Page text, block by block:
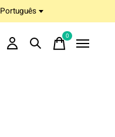
Português
0items